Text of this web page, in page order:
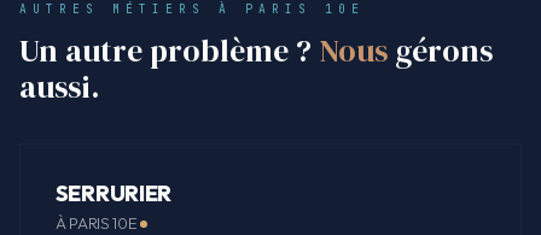
AUTRES MÉTIERS À PARIS 10E
Un autre problème ? Nous gérons
aussi.
SERRURIER
À PARIS 10E